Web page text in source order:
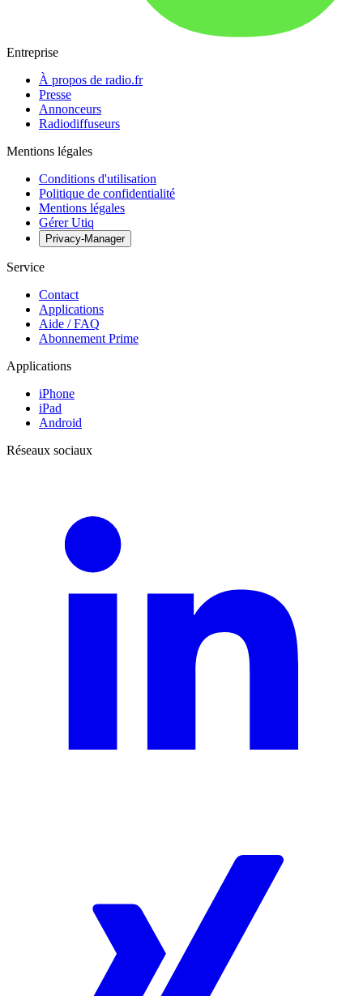
Entreprise
À propos de radio.fr
Presse
Annonceurs
Radiodiffuseurs
Mentions légales
Conditions d'utilisation
Politique de confidentialité
Mentions légales
Gérer Utiq
Privacy-Manager
Service
Contact
Applications
Aide / FAQ
Abonnement Prime
Applications
iPhone
iPad
Android
Réseaux sociaux